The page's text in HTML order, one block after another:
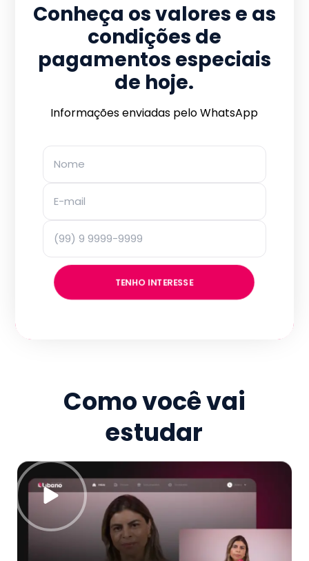
Conheça os valores e as
condições de
pagamentos especiais
de hoje.
Informações enviadas pelo WhatsApp
TENHO INTERESSE
Como você vai
estudar